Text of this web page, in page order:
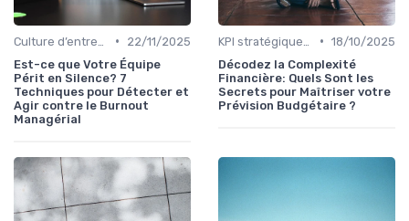
•
22/11/2025
Est-ce que Votre Équipe
Périt en Silence? 7
Techniques pour Détecter et
Agir contre le Burnout
Managérial
• 18/10/2025
Décodez la Complexité
Financière: Quels Sont les
Secrets pour Maîtriser votre
Prévision Budgétaire ?